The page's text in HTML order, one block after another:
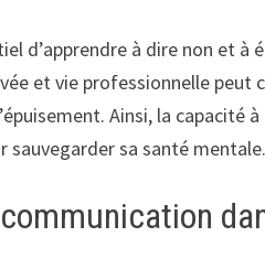
d’apprendre à dire non et
et vie professionnelle
Ainsi, la
sa santé mentale.